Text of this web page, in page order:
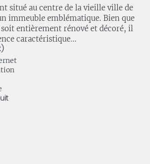
situé au centre de la vieille ville de
immeuble emblématique. Bien que
entièrement rénové et décoré, il
caractéristique...